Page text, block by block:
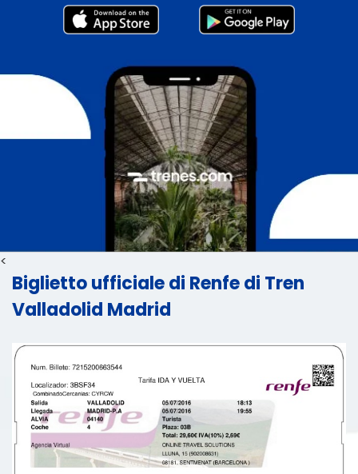
<
Biglietto ufficiale di Renfe di Tren
Valladolid Madrid